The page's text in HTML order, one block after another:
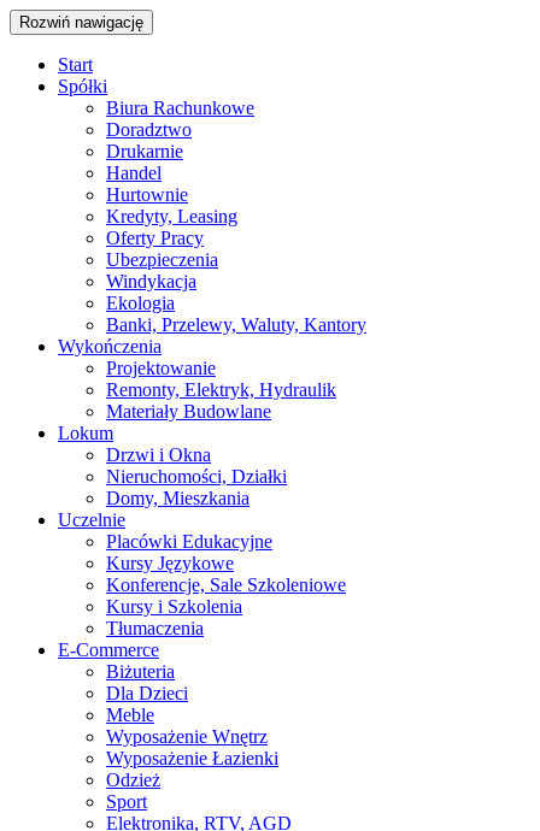
Rozwiń nawigację
Start
Spółki
Biura Rachunkowe
Doradztwo
Drukarnie
Handel
Hurtownie
Kredyty, Leasing
Oferty Pracy
Ubezpieczenia
Windykacja
Ekologia
Banki, Przelewy, Waluty, Kantory
Wykończenia
Projektowanie
Remonty, Elektryk, Hydraulik
Materiały Budowlane
Lokum
Drzwi i Okna
Nieruchomości, Działki
Domy, Mieszkania
Uczelnie
Placówki Edukacyjne
Kursy Językowe
Konferencje, Sale Szkoleniowe
Kursy i Szkolenia
Tłumaczenia
E-Commerce
Biżuteria
Dla Dzieci
Meble
Wyposażenie Wnętrz
Wyposażenie Łazienki
Odzież
Sport
Elektronika, RTV, AGD